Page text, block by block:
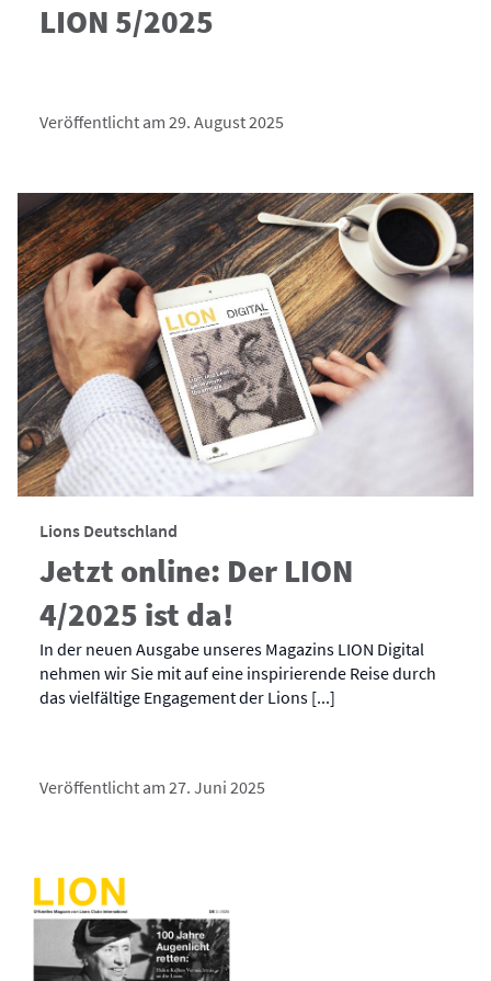
LION 5/2025
Veröffentlicht am 29. August 2025
Lions Deutschland
Jetzt online: Der LION
4/2025 ist da!
In der neuen Ausgabe unseres Magazins LION Digital
nehmen wir Sie mit auf eine inspirierende Reise durch
das vielfältige Engagement der Lions [...]
Veröffentlicht am 27. Juni 2025